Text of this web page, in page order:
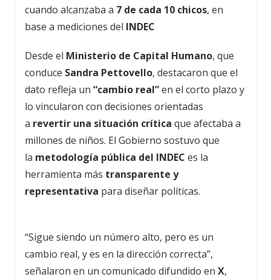
cuando alcanzaba a 7 de cada 10 chicos, en
base a mediciones del INDEC
Desde el Ministerio de Capital Humano, que
conduce Sandra Pettovello, destacaron que el
dato refleja un “cambio real”en el corto plazo y
lo vincularon con decisiones orientadas
a revertir una situación crítica que afectaba a
millones de niños. El Gobierno sostuvo que
la metodología pública del INDEC es la
herramienta más transparente y
representativa para diseñar políticas.
“Sigue siendo un número alto, pero es un
cambio real, y es en la dirección correcta”,
señalaron en un comunicado difundido en X,